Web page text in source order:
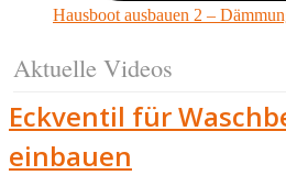
Hausboot ausbauen 2 –
Aktuelle Videos
Eckventil für
einbauen